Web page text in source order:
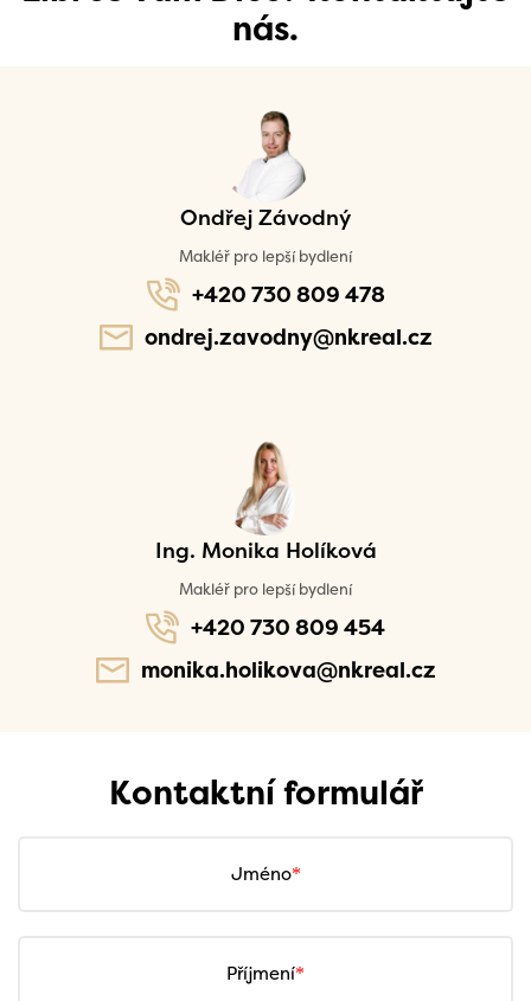
nás.
Ondřej Závodný
Makléř pro lepší bydlení
+420 730 809 478
ondrej.zavodny@nkreal.cz
Ing. Monika Holíková
Makléř pro lepší bydlení
+420 730 809 454
monika.holikova@nkreal.cz
Kontaktní formulář
Jméno
Příjmení